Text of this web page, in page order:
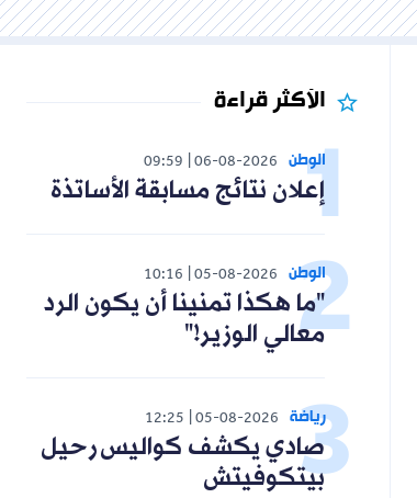
الأكثر قراءة
الوطن 06-08-2026
09:59
إعلان نتائج مسابقة الأساتذة
الوطن 05-08-2026
10:16
"ما هكذا تمنينا أن يكون الرد
معالي الوزير!"
رياضة 05-08-2026
12:25
صادي يكشف كواليس رحيل
بيتكوفيتش